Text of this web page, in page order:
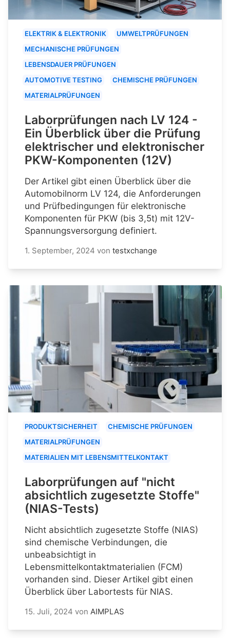
ELEKTRIK & ELEKTRONIK
UMWELTPRÜFUNGEN
MECHANISCHE PRÜFUNGEN
LEBENSDAUER PRÜFUNGEN
AUTOMOTIVE TESTING
CHEMISCHE PRÜFUNGEN
MATERIALPRÜFUNGEN
Laborprüfungen nach LV 124 -
Ein Überblick über die Prüfung
elektrischer und elektronischer
PKW-Komponenten (12V)
Der Artikel gibt einen Überblick über die
Automobilnorm LV 124, die Anforderungen
und Prüfbedingungen für elektronische
Komponenten für PKW (bis 3,5t) mit 12V-
Spannungsversorgung definiert.
1. September, 2024 von testxchange
PRODUKTSICHERHEIT
CHEMISCHE PRÜFUNGEN
MATERIALPRÜFUNGEN
MATERIALIEN MIT LEBENSMITTELKONTAKT
Laborprüfungen auf "nicht
absichtlich zugesetzte Stoffe"
(NIAS-Tests)
Nicht absichtlich zugesetzte Stoffe (NIAS)
sind chemische Verbindungen, die
unbeabsichtigt in
Lebensmittelkontaktmaterialien (FCM)
vorhanden sind. Dieser Artikel gibt einen
Überblick über Labortests für NIAS.
15. Juli, 2024 von AIMPLAS